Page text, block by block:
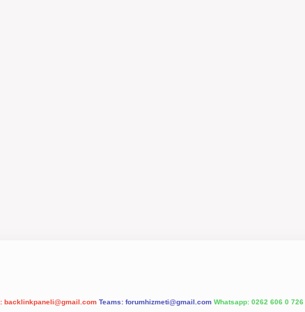
backlinkpaneli@gmail.com Teams: forumhizmeti@gmail.com Whatsapp: 0262 606 0 726